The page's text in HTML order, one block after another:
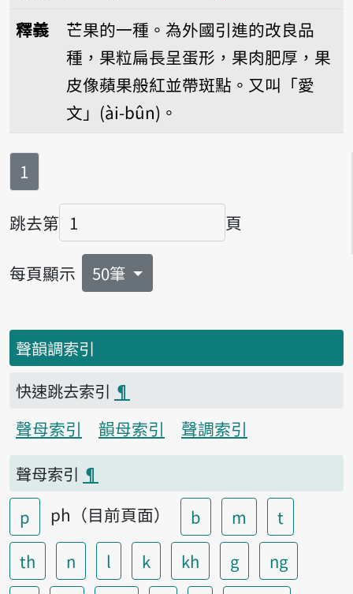
釋義
芒果的一種。為外國引進的改良品
種，果粒扁長呈蛋形，果肉肥厚，果
皮像蘋果般紅並帶斑點。又叫「愛
文」(ài-bûn)。
第
1
跳去第
頁碼
頁
每頁顯示 50筆
聲韻調索引
快速跳去索引 ¶
聲母索引
韻母索引
聲調索引
聲母索引 ¶
p
ph（目前頁面） b m
t
th
n l k kh g
ng